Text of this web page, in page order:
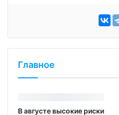
Главное
В августе высокие риски